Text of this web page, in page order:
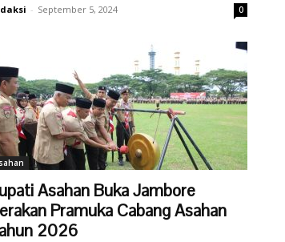
- September 5, 2024 0
Asahan Buka Jambore
Pramuka Cabang Asahan
2026